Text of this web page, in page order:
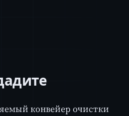
конвейер очистки